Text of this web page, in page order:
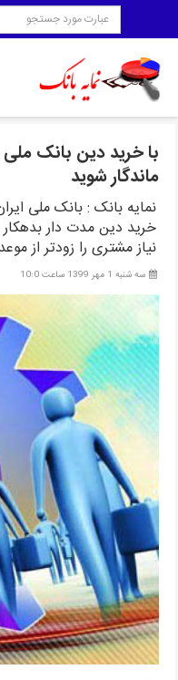
با خرید دین بانک ملی
ماندگار شوید
نمایه بانک : بانک ملی
خرید دین مدت دار
نیاز مشتری را زودتر از
سه شنبه 1 مهر 1399 ساعت 10:0